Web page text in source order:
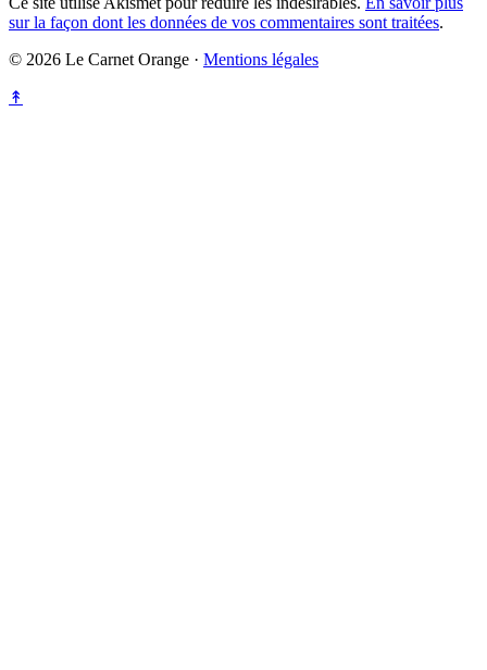
sur la façon dont les données de vos commentaires sont traitées.
© 2026 Le Carnet Orange · Mentions légales
↟